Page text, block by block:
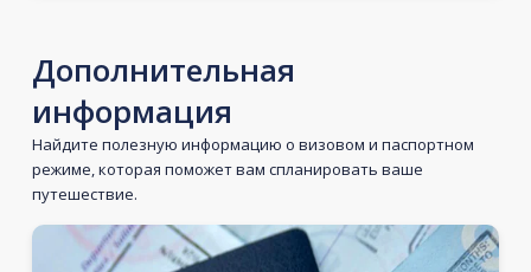
Дополнительная
информация
Найдите полезную информацию о визовом и паспортном
режиме, которая поможет вам спланировать ваше
путешествие.